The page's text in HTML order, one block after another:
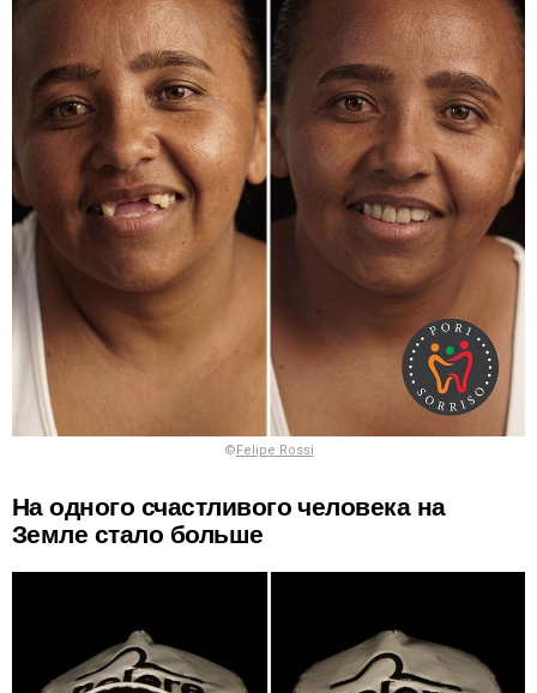
© Felipe Rossi
На одного счастливого человека на
Земле стало больше